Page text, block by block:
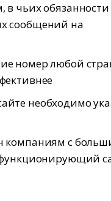
в чьих
сообщений на
номер любой
необходимо
компаниям с
функционирующий